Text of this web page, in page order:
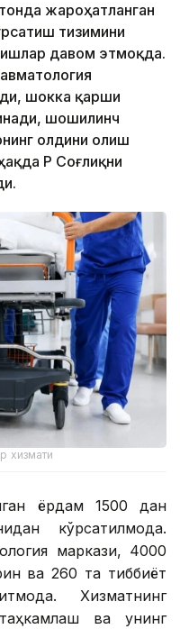
жароҳатланган
тизимини
давом этмоқда.
шокка қарши
шошилинч
олдини олиш
ҚР Соғлиқни
хизмати
ёрдам 1500 дан
кўрсатилмоқда.
маркази, 4000
ва 260 та тиббиёт
Хизматнинг
ва унинг